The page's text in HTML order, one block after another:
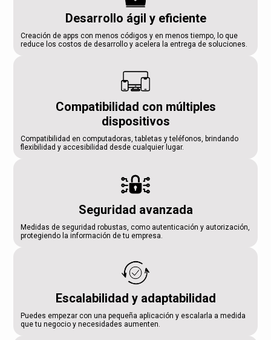
Desarrollo ágil y eficiente
Creación de apps con menos códigos y en menos tiempo, lo que
reduce los costos de desarrollo y acelera la entrega de soluciones.
Compatibilidad con múltiples
dispositivos
Compatibilidad en computadoras, tabletas y teléfonos, brindando
flexibilidad y accesibilidad desde cualquier lugar.
Seguridad avanzada
Medidas de seguridad robustas, como autenticación y autorización,
protegiendo la información de tu empresa.
Escalabilidad y adaptabilidad
Puedes empezar con una pequeña aplicación y escalarla a medida
que tu negocio y necesidades aumenten.